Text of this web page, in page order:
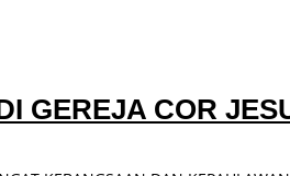
GEREJA COR